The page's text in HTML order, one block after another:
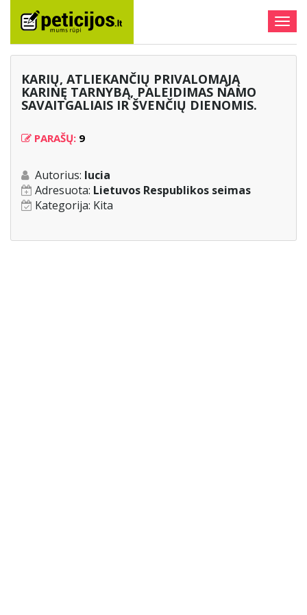
KARIŲ, ATLIEKANČIŲ PRIVALOMĄJĄ
KARINĘ TARNYBĄ, PALEIDIMAS NAMO
SAVAITGALIAIS IR ŠVENČIŲ DIENOMIS.
PARAŠŲ: 9
Autorius: lucia
Adresuota: Lietuvos Respublikos seimas
Kategorija: Kita